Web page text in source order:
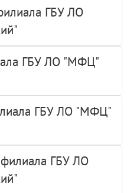
ГБУ ЛО
ГБУ ЛО "МФЦ"
ГБУ ЛО "МФЦ"
ГБУ ЛО